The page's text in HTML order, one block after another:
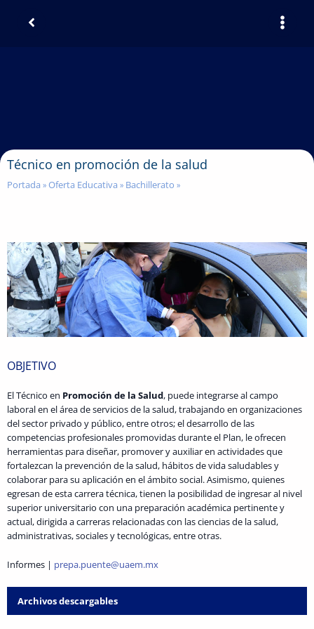
Técnico en promoción de la salud
Portada » Oferta Educativa » Bachillerato »
OBJETIVO
El Técnico en Promoción de la Salud, puede integrarse al campo
laboral en el área de servicios de la salud, trabajando en organizaciones
del sector privado y público, entre otros; el desarrollo de las
competencias profesionales promovidas durante el Plan, le ofrecen
herramientas para diseñar, promover y auxiliar en actividades que
fortalezcan la prevención de la salud, hábitos de vida saludables y
colaborar para su aplicación en el ámbito social. Asimismo, quienes
egresan de esta carrera técnica, tienen la posibilidad de ingresar al nivel
superior universitario con una preparación académica pertinente y
actual, dirigida a carreras relacionadas con las ciencias de la salud,
administrativas, sociales y tecnológicas, entre otras.
Informes | prepa.puente@uaem.mx
Archivos descargables